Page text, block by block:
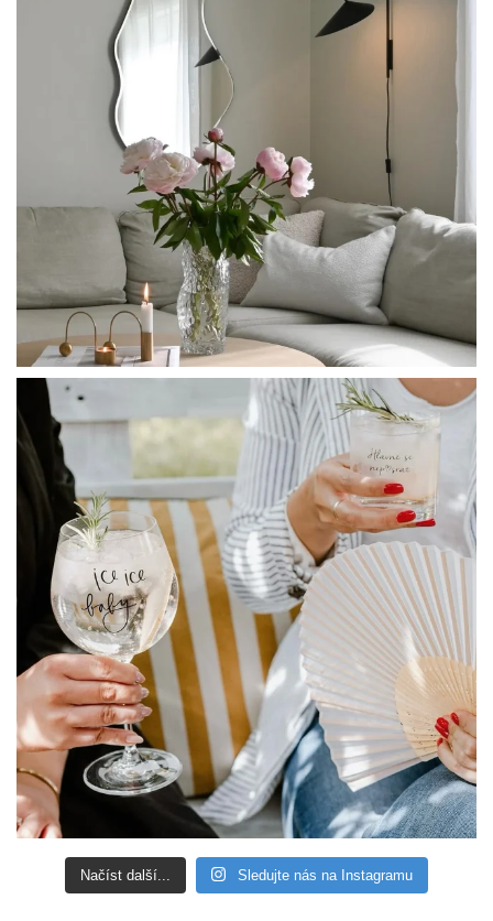
Načíst další... Sledujte nás na Instagramu